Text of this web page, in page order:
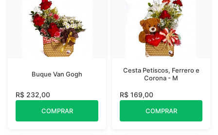
Buque Van Gogh
R$ 232,00
COMPRAR
Cesta Petiscos, Ferrero e
Corona - M
R$ 169,00
COMPRAR